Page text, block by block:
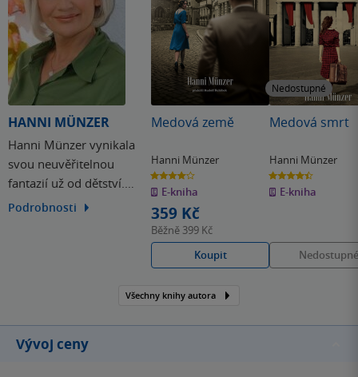
HANNI MÜNZER
Hanni Münzer vynikala
svou neuvěřitelnou
fantazií už od dětství.
Miluje knihy a tak není
Podrobnosti
Medová země
Hanni Münzer
4.0
z
5
hvězdiček
E-kniha
359 Kč
Běžně 399 Kč
Koupit
Nedostupné
Medová smrt
Hanni Münzer
4.4
z
5
hvězdiček
E-kniha
Nedostupné
Všechny knihy autora
Vývoj ceny